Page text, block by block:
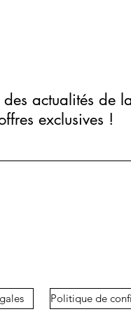
des actualités de
exclusives !
Politique de